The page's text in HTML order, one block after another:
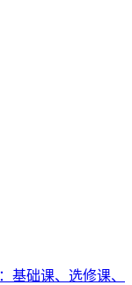
基础课、选修课、